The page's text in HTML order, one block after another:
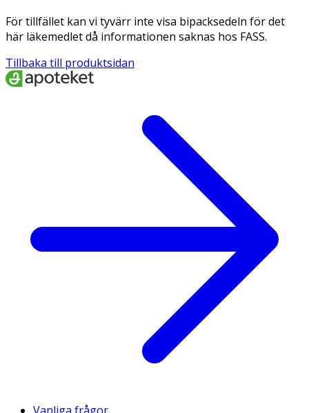
För tillfället kan vi tyvärr inte visa bipacksedeln för det
här läkemedlet då informationen saknas hos FASS.
Tillbaka till produktsidan